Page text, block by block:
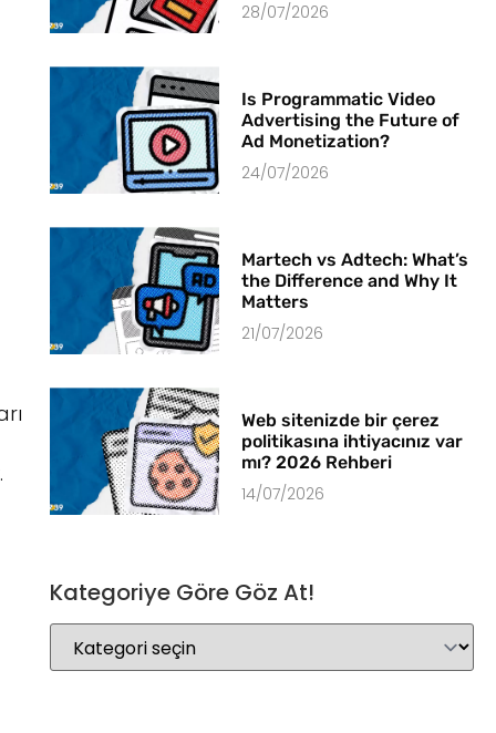
28/07/2026
Is Programmatic Video
Advertising the Future of
Ad Monetization?
24/07/2026
Martech vs Adtech: What’s
the Difference and Why It
Matters
21/07/2026
Web sitenizde bir çerez
politikasına ihtiyacınız var
mı? 2026 Rehberi
14/07/2026
Kategoriye Göre Göz At!